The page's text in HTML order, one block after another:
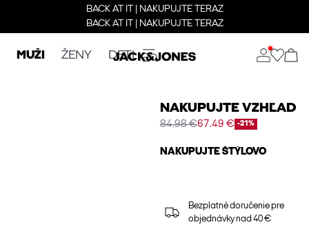
BACK AT IT | NAKUPUJTE TERAZ
BACK AT IT | NAKUPUJTE TERAZ
MUŽI ŽENY DETI
NAKUPUJTE VZHĽAD
84.98 €67.49 € -21%
NAKUPUJTE ŠTÝLOVO
Bezplatné doručenie pre
objednávky nad 40 €